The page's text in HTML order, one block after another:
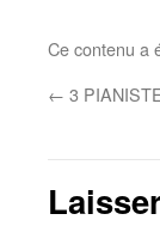
Ce contenu a
← 3